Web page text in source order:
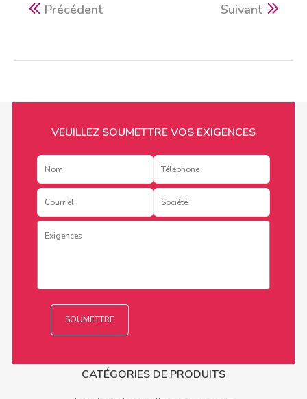
Précédent Suivant
VEUILLEZ SOUMETTRE VOS EXIGENCES
CATÉGORIES DE PRODUITS